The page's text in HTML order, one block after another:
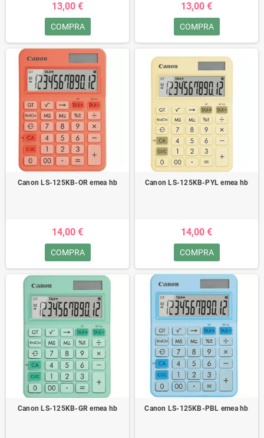
13,00 €
COMPRA
13,00 €
COMPRA
Canon LS-125KB-OR emea hb
14,00 €
COMPRA
Canon LS-125KB-PYL emea hb
14,00 €
COMPRA
Canon LS-125KB-GR emea hb Canon LS-125KB-PBL emea hb